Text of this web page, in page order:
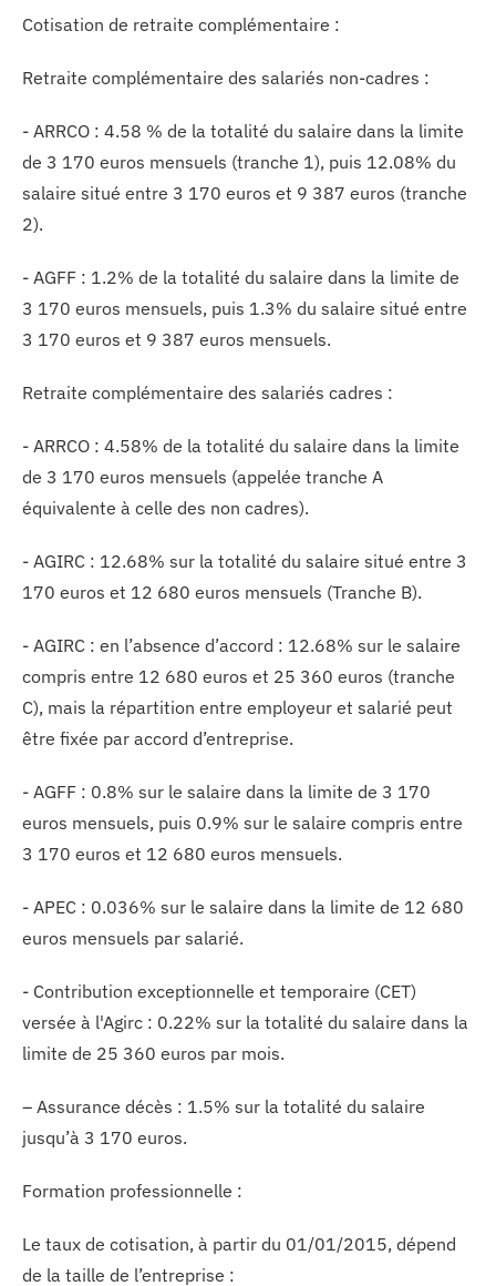
Cotisation de retraite complémentaire :
Retraite complémentaire des salariés non-cadres :
- ARRCO : 4.58 % de la totalité du salaire dans la limite
de 3 170 euros mensuels (tranche 1), puis 12.08% du
salaire situé entre 3 170 euros et 9 387 euros (tranche
2).
- AGFF : 1.2% de la totalité du salaire dans la limite de
3 170 euros mensuels, puis 1.3% du salaire situé entre
3 170 euros et 9 387 euros mensuels.
Retraite complémentaire des salariés cadres :
- ARRCO : 4.58% de la totalité du salaire dans la limite
de 3 170 euros mensuels (appelée tranche A
équivalente à celle des non cadres).
- AGIRC : 12.68% sur la totalité du salaire situé entre 3
170 euros et 12 680 euros mensuels (Tranche B).
- AGIRC : en l’absence d’accord : 12.68% sur le salaire
compris entre 12 680 euros et 25 360 euros (tranche
C), mais la répartition entre employeur et salarié peut
être fixée par accord d’entreprise.
- AGFF : 0.8% sur le salaire dans la limite de 3 170
euros mensuels, puis 0.9% sur le salaire compris entre
3 170 euros et 12 680 euros mensuels.
- APEC : 0.036% sur le salaire dans la limite de 12 680
euros mensuels par salarié.
- Contribution exceptionnelle et temporaire (CET)
versée à l'Agirc : 0.22% sur la totalité du salaire dans la
limite de 25 360 euros par mois.
– Assurance décès : 1.5% sur la totalité du salaire
jusqu’à 3 170 euros.
Formation professionnelle :
Le taux de cotisation, à partir du 01/01/2015, dépend
de la taille de l’entreprise :